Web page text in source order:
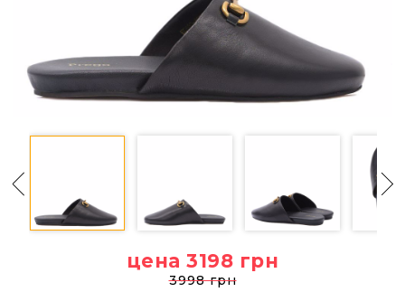
цена 3198 грн
3998 грн